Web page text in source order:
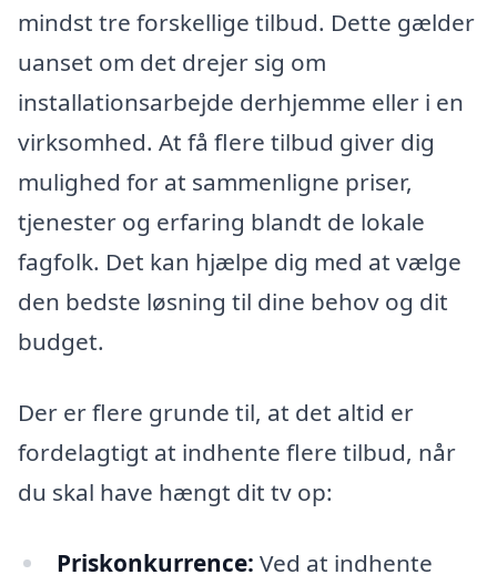
mindst tre forskellige tilbud. Dette gælder
uanset om det drejer sig om
installationsarbejde derhjemme eller i en
virksomhed. At få flere tilbud giver dig
mulighed for at sammenligne priser,
tjenester og erfaring blandt de lokale
fagfolk. Det kan hjælpe dig med at vælge
den bedste løsning til dine behov og dit
budget.
Der er flere grunde til, at det altid er
fordelagtigt at indhente flere tilbud, når
du skal have hængt dit tv op:
Priskonkurrence: Ved at indhente